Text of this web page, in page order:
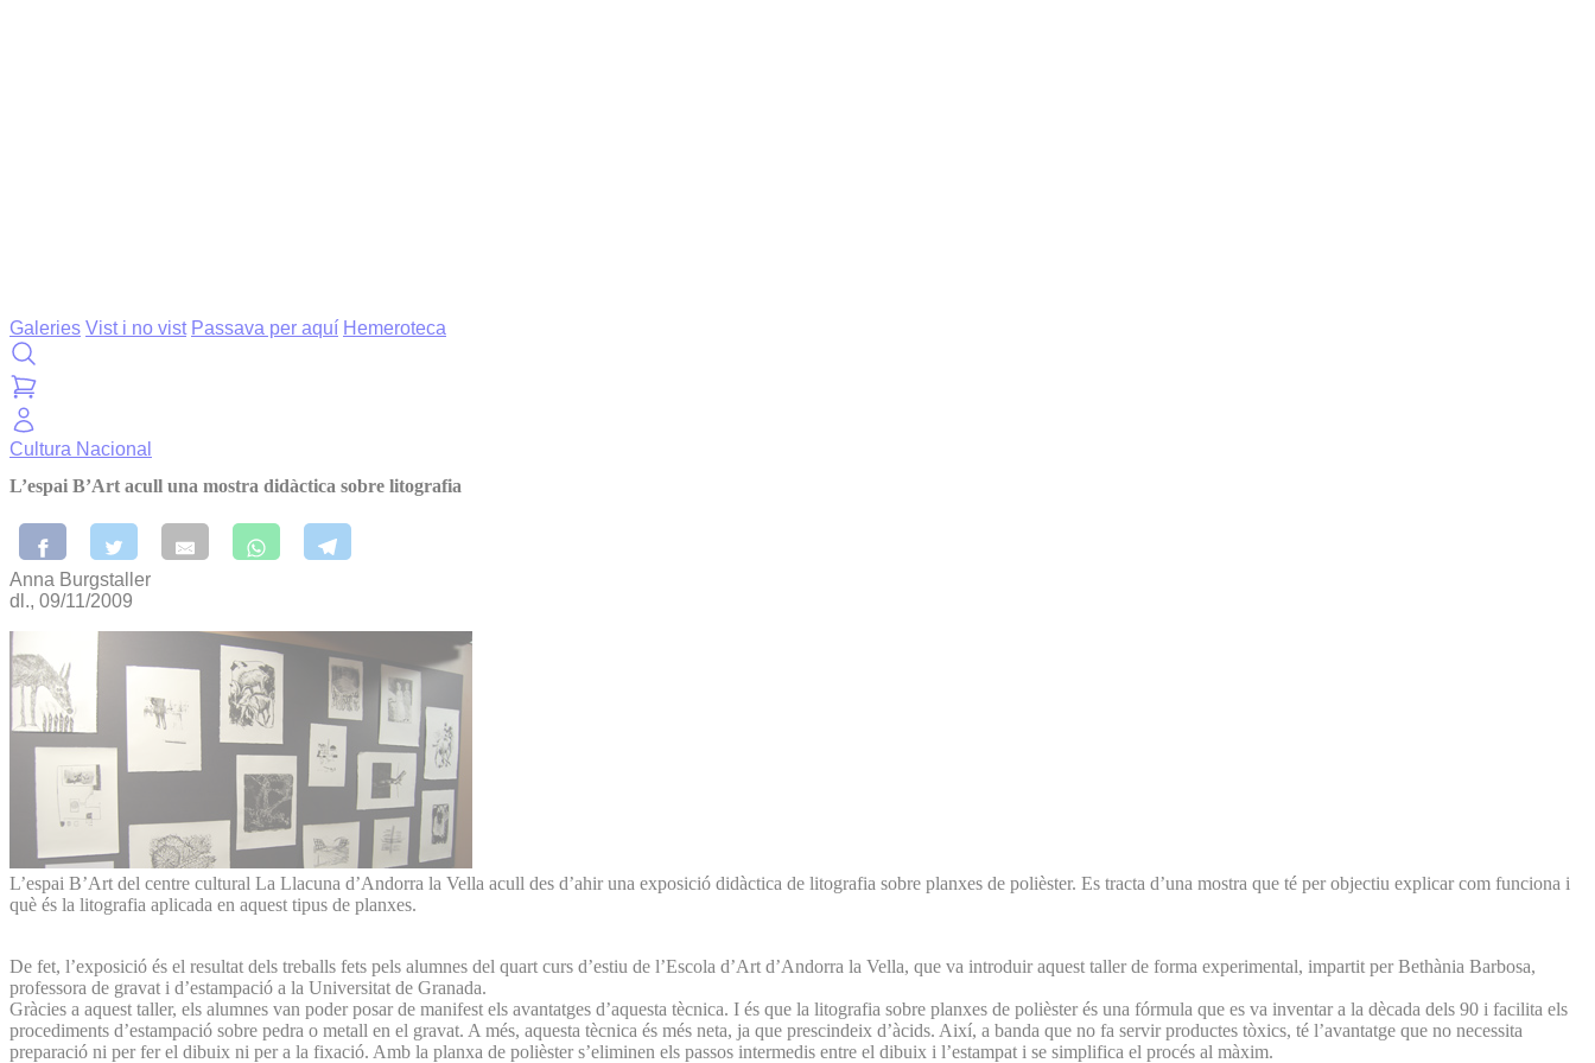
Galeries Vist i no vist Passava per aquí Hemeroteca
Cultura Nacional
L’espai B’Art acull una mostra didàctica sobre litografia
Anna Burgstaller
dl., 09/11/2009
L’espai B’Art del centre cultural La Llacuna d’Andorra la Vella acull des d’ahir una exposició didàctica de litografia sobre planxes de polièster. Es tracta d’una mostra que té per objectiu explicar com funciona i
què és la litografia aplicada en aquest tipus de planxes.
De fet, l’exposició és el resultat dels treballs fets pels alumnes del quart curs d’estiu de l’Escola d’Art d’Andorra la Vella, que va introduir aquest taller de forma experimental, impartit per Bethània Barbosa,
professora de gravat i d’estampació a la Universitat de Granada.
Gràcies a aquest taller, els alumnes van poder posar de manifest els avantatges d’aquesta tècnica. I és que la litografia sobre planxes de polièster és una fórmula que es va inventar a la dècada dels 90 i facilita els
procediments d’estampació sobre pedra o metall en el gravat. A més, aquesta tècnica és més neta, ja que prescindeix d’àcids. Així, a banda que no fa servir productes tòxics, té l’avantatge que no necessita
preparació ni per fer el dibuix ni per a la fixació. Amb la planxa de polièster s’eliminen els passos intermedis entre el dibuix i l’estampat i se simplifica el procés al màxim.